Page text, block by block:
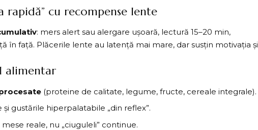
rapidă” cu recompense lente
: mers alert sau alergare ușoară, lectură 15–20 min,
în față. Plăcerile lente au latență mai mare, dar susțin motivația și
alimentar
(proteine de calitate, legume, fructe, cereale integrale).
gustările hiperpalatabile „din reflex”.
reale, nu „ciuguleli” continue.